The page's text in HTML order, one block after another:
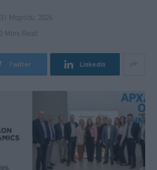
31 Μαρτίου, 2026
3 Mins Read
Twitter LinkedIn